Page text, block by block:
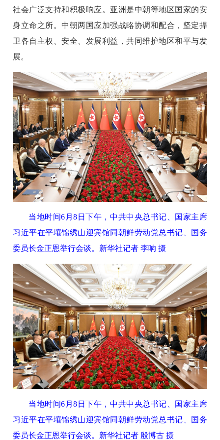
社会广泛支持和积极响应。亚洲是中朝等地区国家的安
身立命之所。中朝两国应加强战略协调和配合，坚定捍
卫各自主权、安全、发展利益，共同维护地区和平与发
展。
当地时间6月8日下午，中共中央总书记、国家主席
习近平在平壤锦绣山迎宾馆同朝鲜劳动党总书记、国务
委员长金正恩举行会谈。新华社记者 李响 摄
当地时间6月8日下午，中共中央总书记、国家主席
习近平在平壤锦绣山迎宾馆同朝鲜劳动党总书记、国务
委员长金正恩举行会谈。新华社记者 殷博古 摄